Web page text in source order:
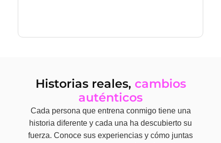
Historias reales, cambios
auténticos
Cada persona que entrena conmigo tiene una
historia diferente y cada una ha descubierto su
fuerza. Conoce sus experiencias y cómo juntas